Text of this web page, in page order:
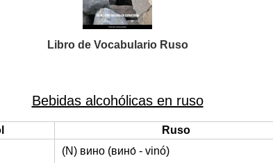
Libro de Vocabulario Ruso
Bebidas alcohólicas en ruso
Ruso
(N) вино (вино́ - vinó)